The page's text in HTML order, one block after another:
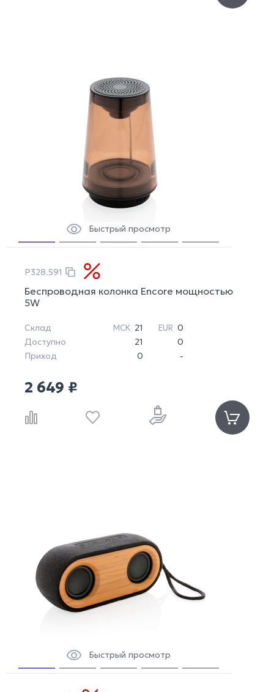
Быстрый просмотр
P328.591
Беспроводная колонка Encore мощностью
5W
Склад МСК 21 EUR 0
Доступно
21
0
Приход
0 -
2 649 ₽
Быстрый просмотр